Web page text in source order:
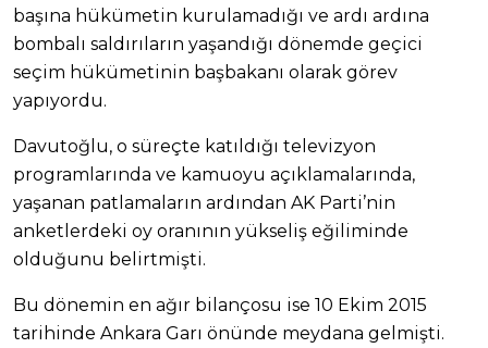
başına hükümetin kurulamadığı ve ardı ardına
bombalı saldırıların yaşandığı dönemde geçici
seçim hükümetinin başbakanı olarak görev
yapıyordu.
Davutoğlu, o süreçte katıldığı televizyon
programlarında ve kamuoyu açıklamalarında,
yaşanan patlamaların ardından AK Parti’nin
anketlerdeki oy oranının yükseliş eğiliminde
olduğunu belirtmişti.
Bu dönemin en ağır bilançosu ise 10 Ekim 2015
tarihinde Ankara Garı önünde meydana gelmişti.